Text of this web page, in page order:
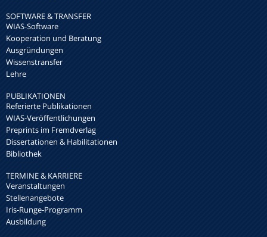
SOFTWARE & TRANSFER
WIAS-Software
Kooperation und Beratung
Ausgründungen
Wissenstransfer
Lehre
PUBLIKATIONEN
Referierte Publikationen
WIAS-Veröffentlichungen
Preprints im Fremdverlag
Dissertationen & Habilitationen
Bibliothek
TERMINE & KARRIERE
Veranstaltungen
Stellenangebote
Iris-Runge-Programm
Ausbildung